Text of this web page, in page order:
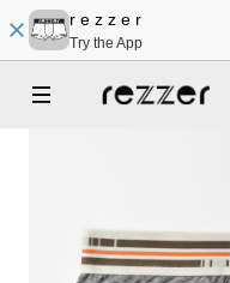
r e z z e r
Try the App